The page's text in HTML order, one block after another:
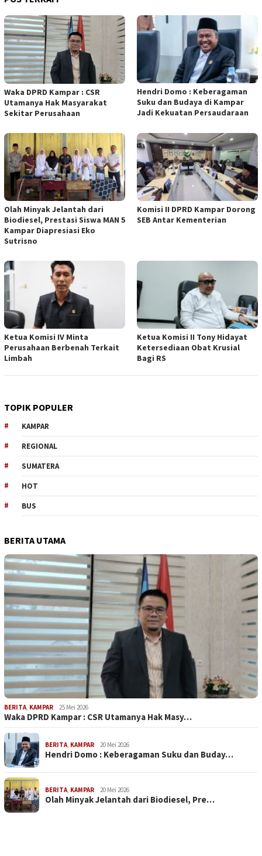
Waka DPRD Kampar : CSR
Utamanya Hak Masyarakat
Sekitar Perusahaan
Hendri Domo : Keberagaman
Suku dan Budaya di Kampar
Jadi Kekuatan Persaudaraan
Olah Minyak Jelantah dari
Biodiesel, Prestasi Siswa MAN 5
Kampar Diapresiasi Eko
Sutrisno
Komisi II DPRD Kampar Dorong
SEB Antar Kementerian
Ketua Komisi IV Minta
Perusahaan Berbenah Terkait
Limbah
Ketua Komisi II Tony Hidayat
Ketersediaan Obat Krusial
Bagi RS
TOPIK POPULER
KAMPAR
REGIONAL
SUMATERA
HOT
BUS
BERITA UTAMA
BERITA, KAMPAR 25 Mei 2026
Waka DPRD Kampar : CSR Utamanya Hak Masy…
BERITA, KAMPAR 20 Mei 2026
Hendri Domo : Keberagaman Suku dan Buday…
BERITA, KAMPAR 20 Mei 2026
Olah Minyak Jelantah dari Biodiesel, Pre…